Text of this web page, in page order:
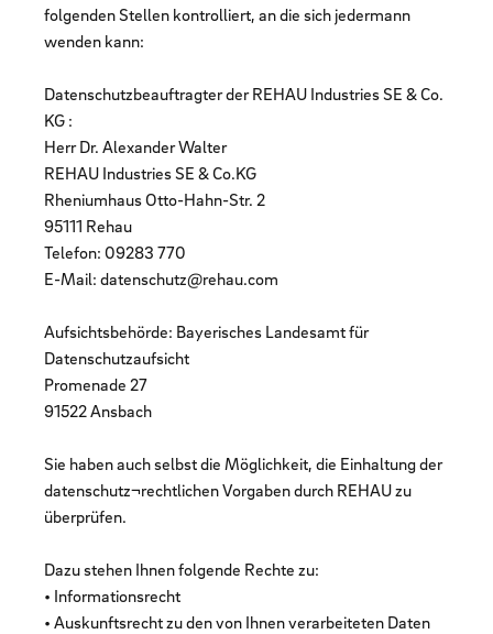
folgenden Stellen kontrolliert, an die sich jedermann
wenden kann:
Datenschutzbeauftragter der REHAU Industries SE & Co.
KG :
Herr Dr. Alexander Walter
REHAU Industries SE & Co.KG
Rheniumhaus Otto-Hahn-Str. 2
95111 Rehau
Telefon: 09283 770
E-Mail: datenschutz@rehau.com
Aufsichtsbehörde: Bayerisches Landesamt für
Datenschutzaufsicht
Promenade 27
91522 Ansbach
Sie haben auch selbst die Möglichkeit, die Einhaltung der
datenschutz¬rechtlichen Vorgaben durch REHAU zu
überprüfen.
Dazu stehen Ihnen folgende Rechte zu:
• Informationsrecht
• Auskunftsrecht zu den von Ihnen verarbeiteten Daten